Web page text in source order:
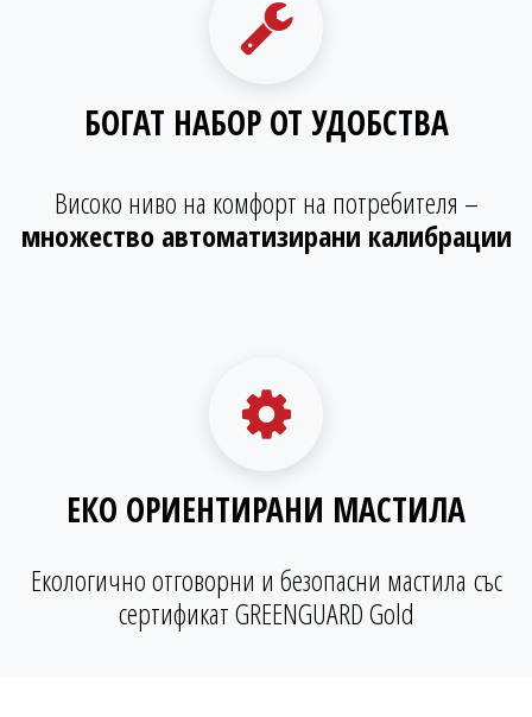
БОГАТ НАБОР ОТ УДОБСТВА
Високо ниво на комфорт на потребителя –
множество автоматизирани калибрации
ЕКО ОРИЕНТИРАНИ МАСТИЛА
Екологично отговорни и безопасни мастила със
сертификат GREENGUARD Gold